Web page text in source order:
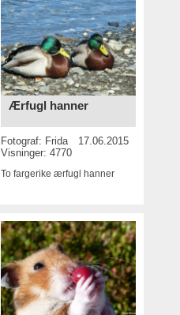
Ærfugl hanner
Fotograf: Frida
17.06.2015
Visninger: 4770
To fargerike ærfugl hanner